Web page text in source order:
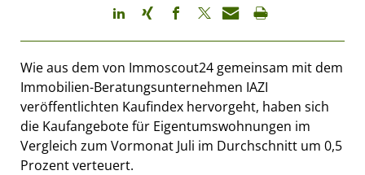
Wie aus dem von Immoscout24 gemeinsam mit dem
Immobilien-Beratungsunternehmen IAZI
veröffentlichten Kaufindex hervorgeht, haben sich
die Kaufangebote für Eigentumswohnungen im
Vergleich zum Vormonat Juli im Durchschnitt um 0,5
Prozent verteuert.